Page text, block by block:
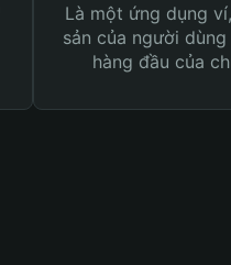
Là một ứng dụng
sản của người
hàng đầu của